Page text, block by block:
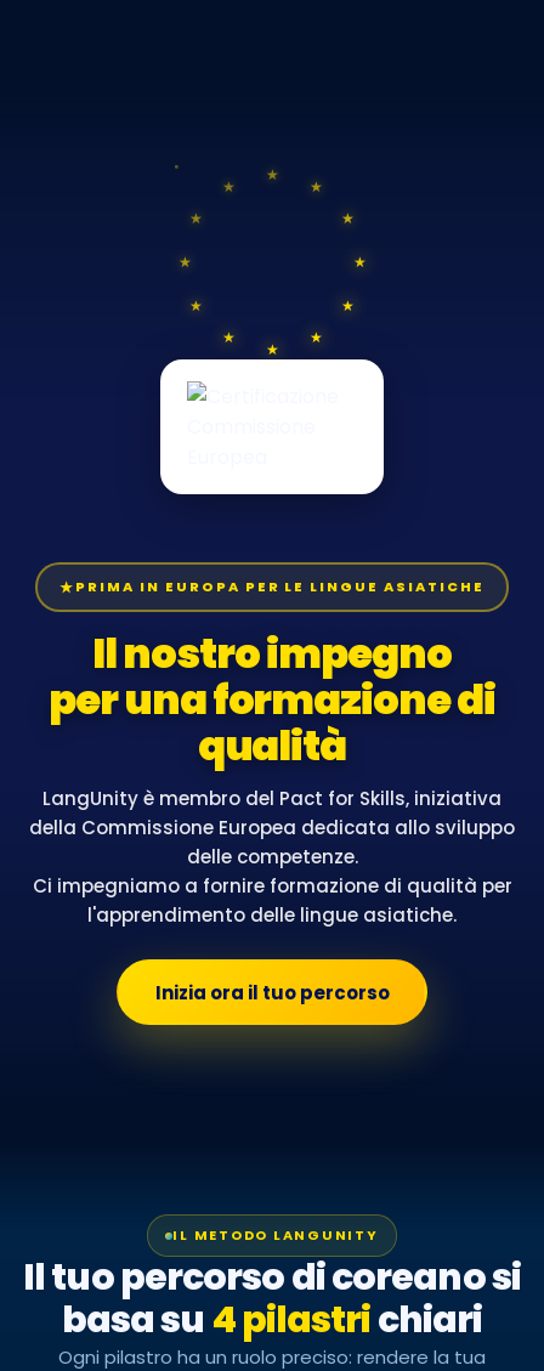
★
★
★
★
★
★
★
★
★
★
★
★
PRIMA IN EUROPA PER LE LINGUE ASIATICHE
Il nostro impegno
per una formazione di
qualità
LangUnity è membro del Pact for Skills, iniziativa
della Commissione Europea dedicata allo sviluppo
delle competenze.
Ci impegniamo a fornire formazione di qualità per
l'apprendimento delle lingue asiatiche.
Inizia ora il tuo percorso
IL METODO LANGUNITY
Il tuo percorso di coreano si
basa su 4 pilastrichiari
Ogni pilastro ha un ruolo preciso: rendere la tua